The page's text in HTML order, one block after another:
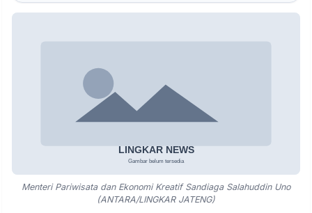
Menteri Pariwisata dan Ekonomi Kreatif Sandiaga Salahuddin Uno
(ANTARA/LINGKAR JATENG)